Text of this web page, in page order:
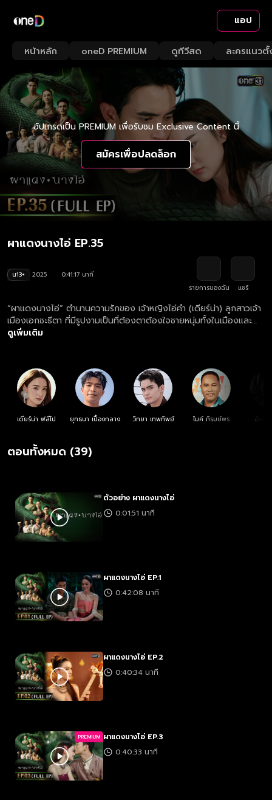
แอป
หน้าหลัก oneD PREMIUM ดูทีวีสด ละครแนวตั้
อัปเกรดเป็น PREMIUM เพื่อรับชม Exclusive Content นี้
สมัครเพื่อปลดล็อก
ผาแดงนางไอ่ EP.35
น13+ 2025
0:41:17 นาที
รายการของฉัน
แชร์
“ผาแดงนางไอ่” ตำนานความรักของ เจ้าหญิงไอ่คำ (เดียร์น่า) ลูกสาวเจ้า
เมืองเอกชะธีตา ที่มีรูปงามเป็นที่ต้องตาต้องใจชายหนุ่มทั้งในเมืองและ
ต่างเมือง ซึ่งหนึ่งในนั้นคือ ผาแดง (ก้อง) เจ้าชายหนุ่มแห่งเมืองผาโพง
โศกนาฏกรรมเมืองทั้งเมืองล่มสลาย วิญญาณชาวเมืองนับแสนต้องจม
อยู่ใต้น้ำ แต่ด้วยบ่วงกรรมที่ได้ทำร่วมกันมา กลายเป็นเหตุส่งผลให้พวก
เขาทั้ง 3 คน กลับมาเกิดใหม่เพื่อสะสางปมรัก ปมแค้นในอดีต ทั้ง ไอรดา
(เดียร์น่า), คำสิงห์ (ตูมตาม) และกรวิชญ์ (ก้อง) ในภพชาตินี้พวกเขาจะ
ชดใช้บ่วงกรรมกันหมดหรือไม่ หรือจะต้องผูกกรรมกันต่อไปอีก แล้วไอ
ได้สำเร็จหรือไม่?
ดูเพิ่มเติม
เดียร์น่า ฟลีโป ยุทธนา เปื้องกลาง วิทยา เทพทิพย์ ไมค์ ภิรมย์พร อ๋อลี่
ตอนทั้งหมด (39)
ตัวอย่าง ผาแดงนางไอ่
0:01:51 นาที
ผาแดงนางไอ่ EP.1
0:42:08 นาที
ผาแดงนางไอ่ EP.2
0:40:34 นาที
PREMIUM ผาแดงนางไอ่ EP.3
0:40:33 นาที